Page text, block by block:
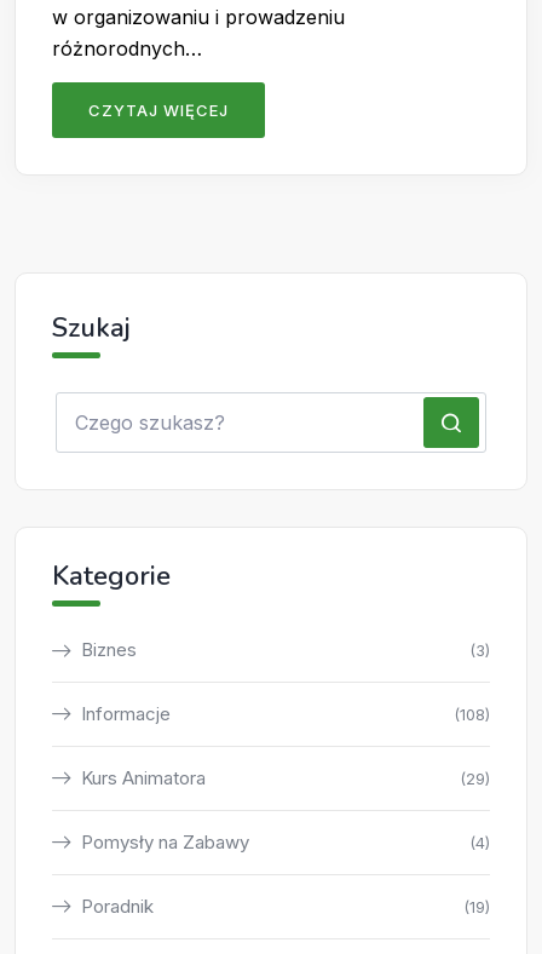
w organizowaniu i prowadzeniu
różnorodnych…
CZYTAJ WIĘCEJ
Szukaj
Kategorie
Biznes (3)
Informacje (108)
Kurs Animatora (29)
Pomysły na Zabawy (4)
Poradnik (19)